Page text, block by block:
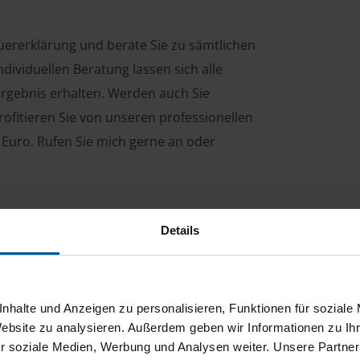
Details
und Anzeigen zu personalisieren, Funktionen für soziale
zu analysieren. Außerdem geben wir Informationen zu
soziale Medien, Werbung und Analysen weiter. Unsere
und berate Sie zu sämtlichen
Beratung lassen sich alle
erhalten. Werden auch Sie
Sie von unseren professionellen
Rufen Sie mich gerne an oder
Arbeitnehmer, Beamte, Auszubildende,
(StBerG). Auch bei Einkünften
der geeignete Dienstleister für Sie.
Tätigkeit und umsatzsteuerpflichtigen